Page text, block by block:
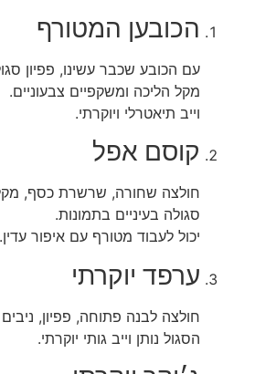
הכובען המטורף
עם הכובע שכבר עשינו, פפיון
מקל הליכה ומשקפיים צבעוניים.
וייב תיאטרלי ויוקרתי.
קוסם אפל
חולצה שחורה, שרשרת כסף,
סגולה בעיניים בתמונות.
יכול לעבוד מטורף עם איפור עדין.
ערפד יוקרתי
חולצה לבנה פתוחה, פפיון,
הסגול נותן וייב גותי יוקרתי.